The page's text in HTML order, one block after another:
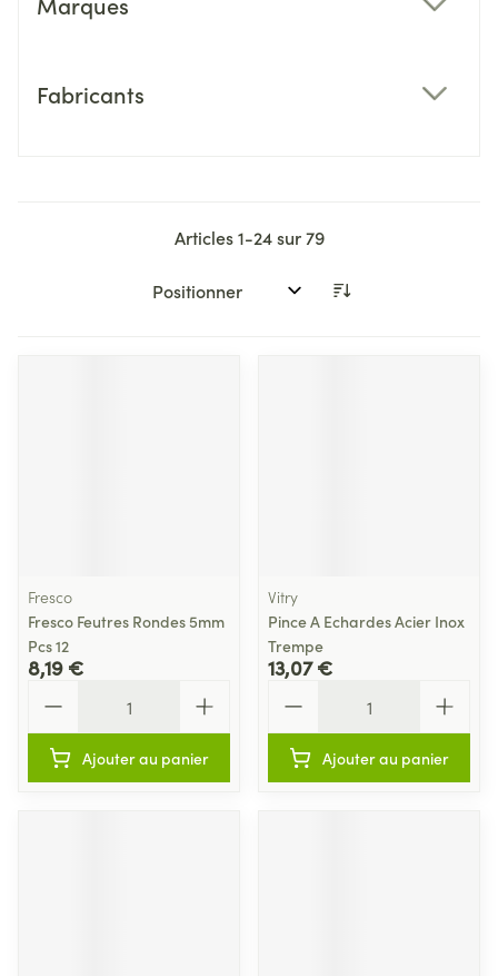
Fabricants
Articles1-24sur79
Trier par:
Fresco
Fresco Feutres Rondes 5mm
Pcs 12
8,19 €
Ajouter au panier
Vitry
Pince A Echardes Acier Inox
Trempe
13,07 €
Ajouter au panier